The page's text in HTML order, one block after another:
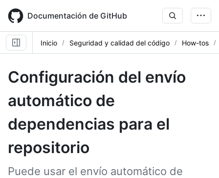
main
content
Documentación de GitHub
Inicio Seguridad y calidad del código How-tos
Configuración del envío
automático de
dependencias para el
repositorio
Puede usar el envío automático de